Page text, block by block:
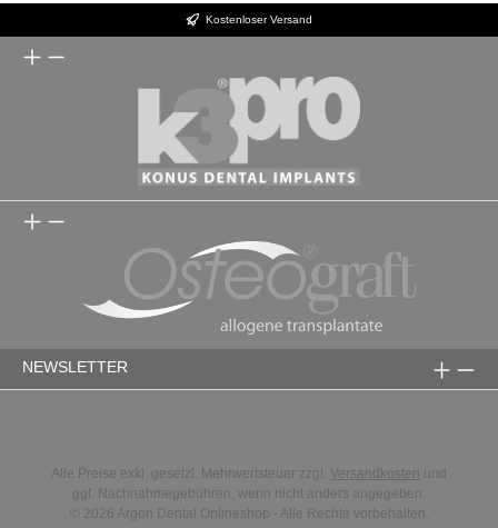
Kostenloser Versand
NEWSLETTER
Alle Preise exkl. gesetzl. Mehrwertsteuer zzgl. Versandkosten und
ggf. Nachnahmegebühren, wenn nicht anders angegeben.
© 2026 Argon Dental Onlineshop - Alle Rechte vorbehalten.